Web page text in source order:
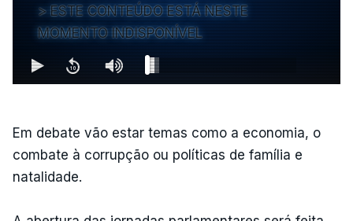
ESTE CONTEÚDO ESTÁ NESTE
MOMENTO INDISPONÍVEL
Em debate vão estar temas como a economia, o
combate à corrupção ou políticas de família e
natalidade.